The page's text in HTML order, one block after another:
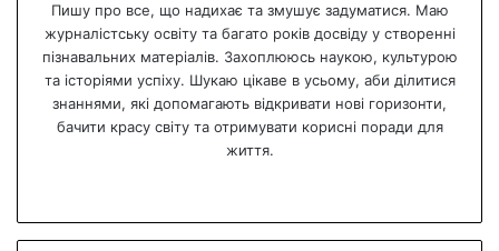
Пишу про все, що надихає та змушує задуматися. Маю
журналістську освіту та багато років досвіду у створенні
пізнавальних матеріалів. Захоплююсь наукою, культурою
та історіями успіху. Шукаю цікаве в усьому, аби ділитися
знаннями, які допомагають відкривати нові горизонти,
бачити красу світу та отримувати корисні поради для
життя.
te